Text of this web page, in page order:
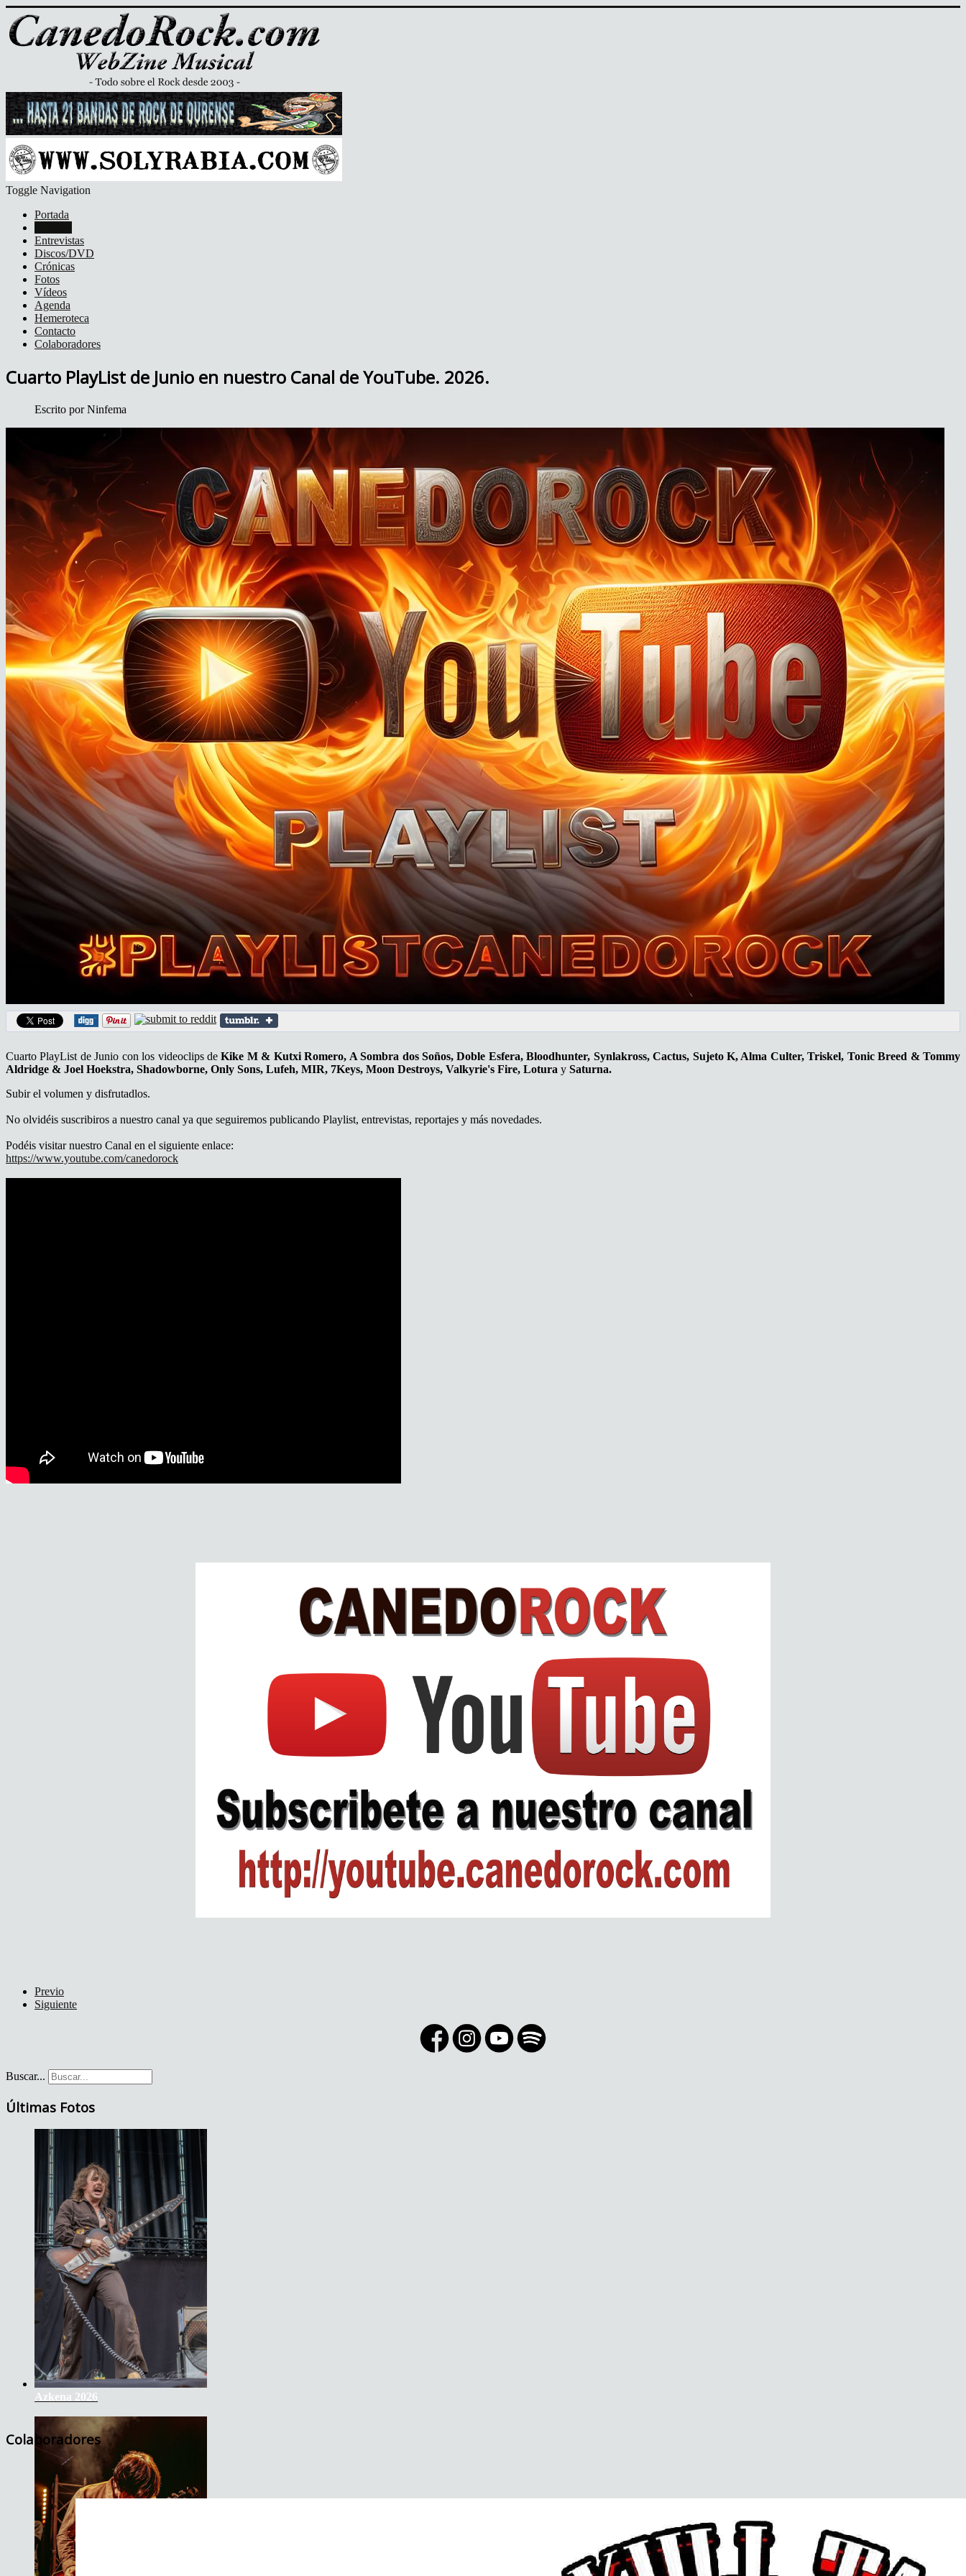
Toggle Navigation
Portada
Entrevistas
Discos/DVD
Crónicas
Fotos
Vídeos
Agenda
Hemeroteca
Contacto
Colaboradores
Cuarto PlayList de Junio en nuestro Canal de YouTube. 2026.
Escrito porNinfema
Cuarto PlayList de Junio con los videoclips de Kike M & Kutxi Romero, A Sombra dos Soños, Doble Esfera, Bloodhunter, Synlakross, Cactus, Sujeto K, Alma Culter, Triskel, Tonic Breed & Tommy
Aldridge & Joel Hoekstra, Shadowborne, Only Sons, Lufeh, MIR, 7Keys, Moon Destroys, Valkyrie's Fire, Lotura y Saturna.
Subir el volumen y disfrutadlos.
No olvidéis suscribiros a nuestro canal ya que seguiremos publicando Playlist, entrevistas, reportajes y más novedades.
Podéis visitar nuestro Canal en el siguiente enlace:
https://www.youtube.com/canedorock
Previo
Siguiente
Buscar...
Últimas Fotos
Azkena 2026
Colaboradores